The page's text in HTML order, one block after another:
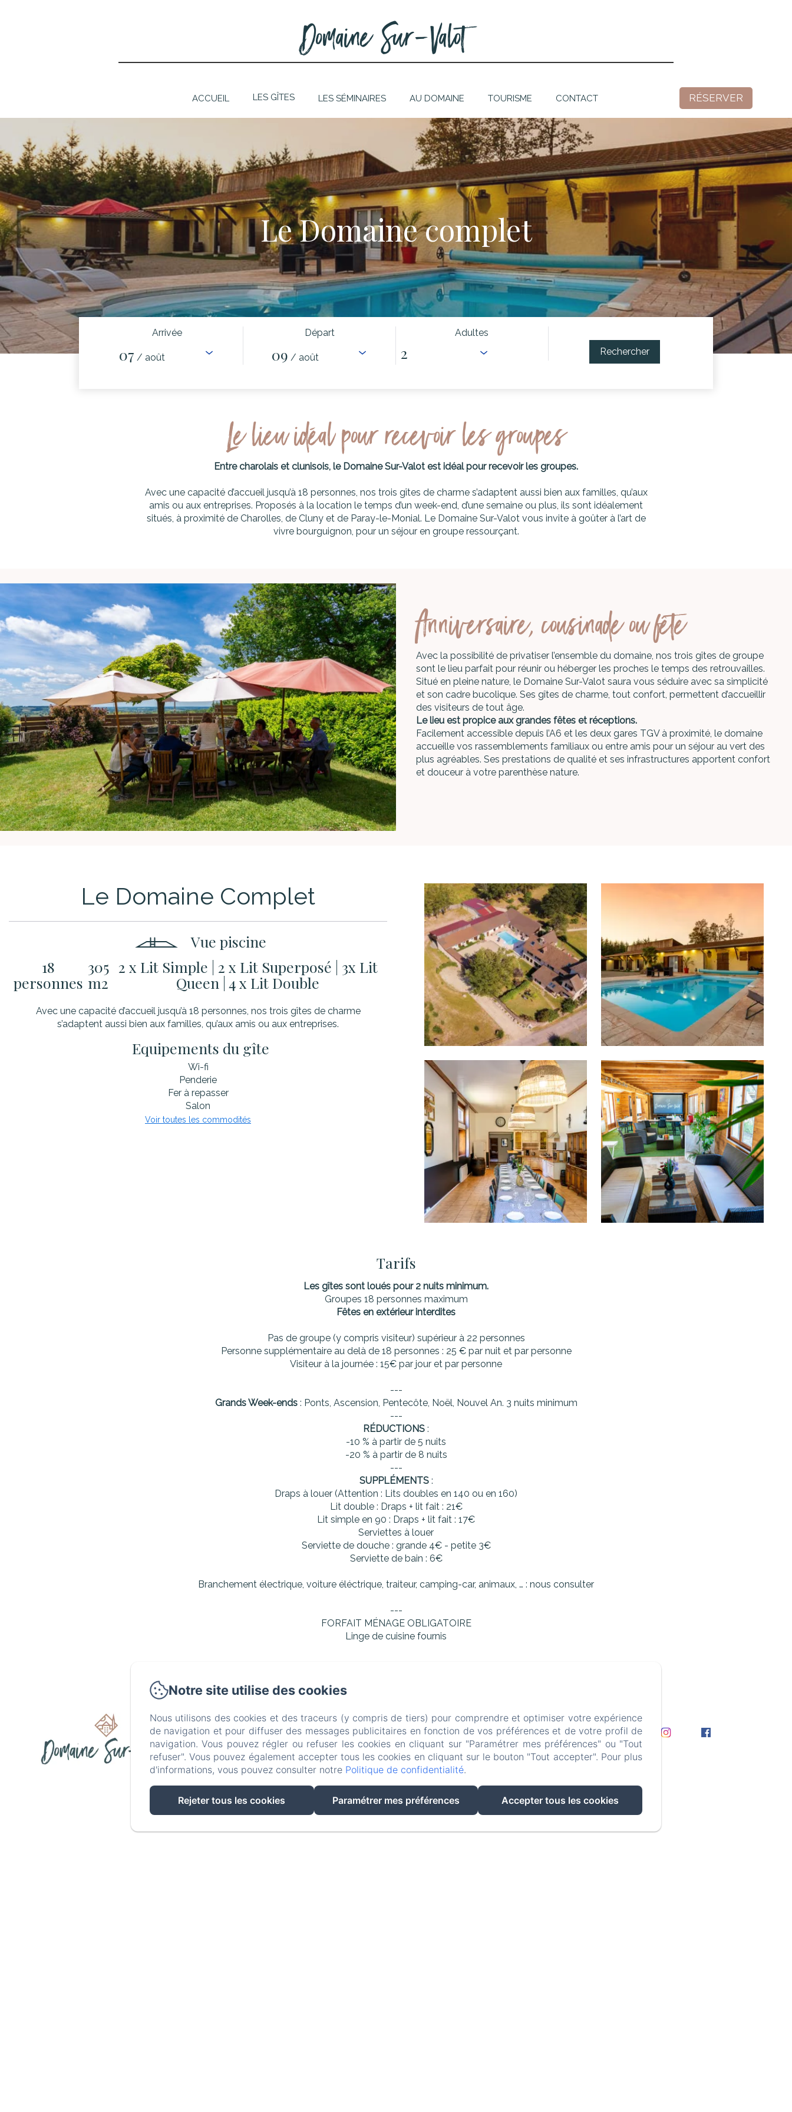
Domaine Sur-Valot
ACCUEIL LES GÎTES LES SÉMINAIRES AU DOMAINE TOURISME CONTACT RÉSERVER
Le Domaine complet
Arrivée
07 / août
Départ
09 / août
Adultes
Rechercher
Le lieu idéal pour recevoir les groupes
Entre charolais et clunisois, le Domaine Sur-Valot est idéal pour recevoir les groupes.
Avec une capacité d’accueil jusqu’à 18 personnes, nos trois gîtes de charme s’adaptent aussi bien aux familles, qu’aux
amis ou aux entreprises. Proposés à la location le temps d’un week-end, d’une semaine ou plus, ils sont idéalement
situés, à proximité de Charolles, de Cluny et de Paray-le-Monial. Le Domaine Sur-Valot vous invite à goûter à l’art de
vivre bourguignon, pour un séjour en groupe ressourçant.
Anniversaire, cousinade ou fête
Avec la possibilité de privatiser l’ensemble du domaine, nos trois gîtes de groupe
sont le lieu parfait pour réunir ou héberger les proches le temps des retrouvailles.
Situé en pleine nature, le Domaine Sur-Valot saura vous séduire avec sa simplicité
et son cadre bucolique. Ses gîtes de charme, tout confort, permettent d’accueillir
des visiteurs de tout âge.
Le lieu est propice aux grandes fêtes et réceptions.
Facilement accessible depuis l’A6 et les deux gares TGV à proximité, le domaine
accueille vos rassemblements familiaux ou entre amis pour un séjour au vert des
plus agréables. Ses prestations de qualité et ses infrastructures apportent confort
et douceur à votre parenthèse nature.
Le Domaine Complet
Vue piscine
18
personnes
305
m2
2 x Lit Simple | 2 x Lit Superposé | 3x Lit
Queen |4 x Lit Double
Avec une capacité d’accueil jusqu’à 18 personnes, nos trois gîtes de charme
s’adaptent aussi bien aux familles, qu’aux amis ou aux entreprises.
Equipements du gîte
Wi-fi
Penderie
Fer à repasser
Salon
Voir toutes les commodités
Tarifs
Les gîtes sont loués pour 2 nuits minimum.
Groupes 18 personnes maximum
Fêtes en extérieur interdites
Pas de groupe (y compris visiteur) supérieur à 22 personnes
Personne supplémentaire au delà de 18 personnes : 25 € par nuit et par personne
Visiteur à la journée : 15€ par jour et par personne
---
Grands Week-ends: Ponts, Ascension, Pentecôte, Noël, Nouvel An. 3 nuits minimum
---
RÉDUCTIONS :
-10 % à partir de 5 nuits
-20 % à partir de 8 nuits
---
SUPPLÉMENTS:
Draps à louer (Attention : Lits doubles en 140 ou en 160)
Lit double : Draps + lit fait : 21€
Lit simple en 90 : Draps + lit fait : 17€
Serviettes à louer
Serviette de douche : grande 4€ - petite 3€
Serviette de bain : 6€
Branchement électrique, voiture éléctrique, traiteur, camping-car, animaux, … : nous consulter
---
FORFAIT MÉNAGE OBLIGATOIRE
Linge de cuisine fournis
domaine@sur-valot.fr
Accueil
Les gîtes Les séminaires Au Domaine Tourisme Contact
Créé par Amenitiz
Notre site utilise des cookies
Nous utilisons des cookies et des traceurs (y compris de tiers) pour comprendre et optimiser votre expérience
de navigation et pour diffuser des messages publicitaires en fonction de vos préférences et de votre profil de
navigation. Vous pouvez régler ou refuser les cookies en cliquant sur "Paramétrer mes préférences" ou "Tout
refuser". Vous pouvez également accepter tous les cookies en cliquant sur le bouton "Tout accepter". Pour plus
d'informations, vous pouvez consulter notre Politique de confidentialité.
Rejeter tous les cookies Paramétrer mes préférences Accepter tous les cookies